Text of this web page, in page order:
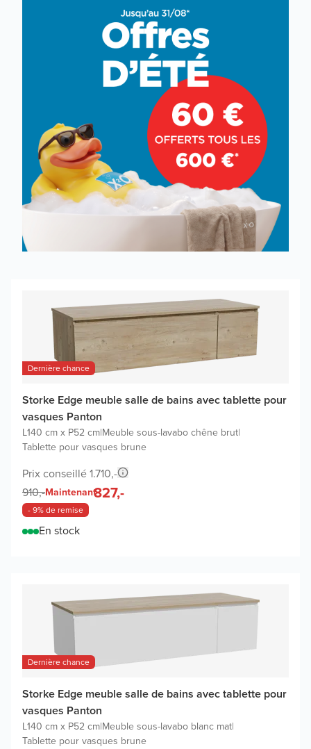
Dernière chance
Storke Edge meuble salle de bains avec tablette pour
vasques Panton
L140 cm x P52 cm|Meuble sous-lavabo chêne brut|
Tablette pour vasques brune
Prix conseillé 1.710,-
910,-Maintenant827,-
- 9% de remise
En stock
Dernière chance
Storke Edge meuble salle de bains avec tablette pour
vasques Panton
L140 cm x P52 cm|Meuble sous-lavabo blanc mat|
Tablette pour vasques brune